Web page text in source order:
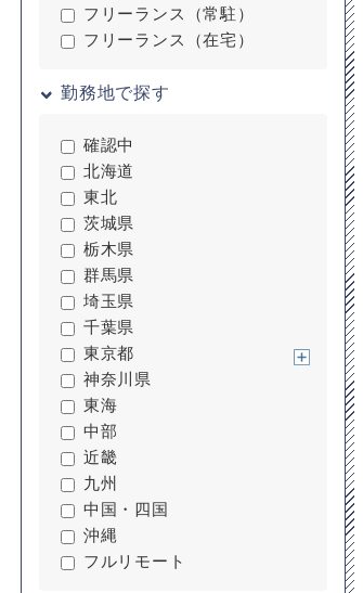
フリーランス（常駐）
フリーランス（在宅）
勤務地で探す
確認中
北海道
東北
茨城県
栃木県
群馬県
埼玉県
千葉県
東京都
神奈川県
東海
中部
近畿
九州
中国・四国
沖縄
フルリモート